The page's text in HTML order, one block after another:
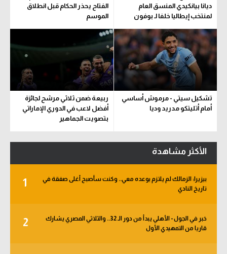
ديانا بيانكيدي المنسق العام
لمنتخب إيطاليا خلفا لـ بوفون
الفتاح يحذر الحكام قبل انطلاق
الموسم
تشكيل سيتي - مرموش أساسي
أمام أتليتكو مدريد وديا
ربيعة ضمن ثلاثي مرشح لجائزة
أفضل لاعب في الدوري الإماراتي
بتصويت الجماهير
الأكثر مشاهدة
1
بيزيرا: الزمالك لم يلتزم بوعده معي.. وكنت سأصبح أغلى صفقة في
تاريخ النادي
2
خبر في الجول - الأهلي يبدأ من دور الـ 32.. والثلاثي المصري يشارك
قاريا من التمهيدي الأول